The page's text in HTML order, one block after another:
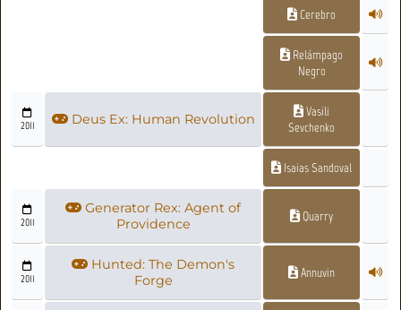
Cerebro
Relámpago
Negro
2011 Deus Ex: Human Revolution
Vasili
Sevchenko
Isaias Sandoval
2011
Generator Rex: Agent of
Providence
Quarry
2011
Hunted: The Demon's
Forge
Annuvin